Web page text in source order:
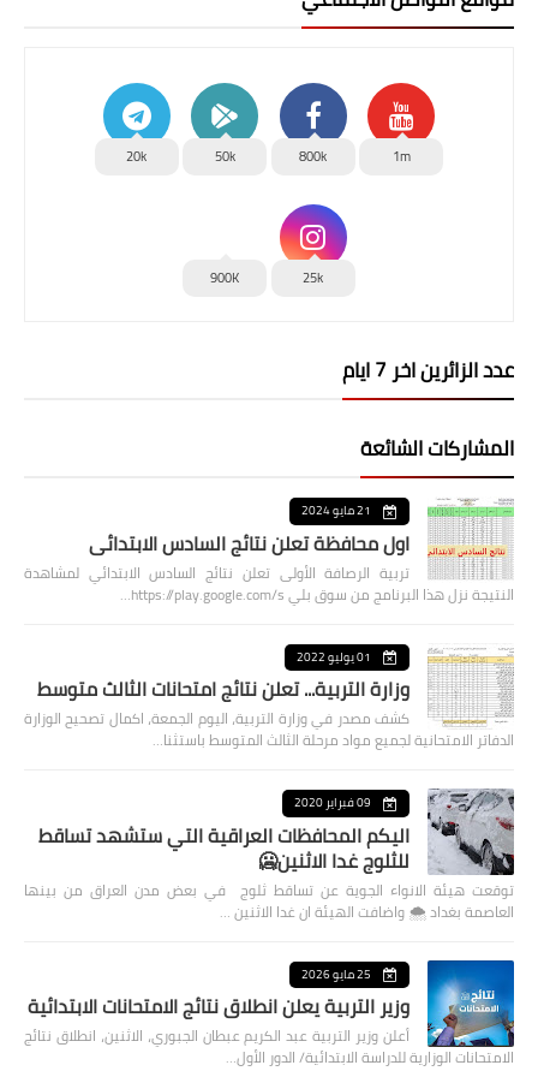
1m
800k
50k
20k
25k
900K
عدد الزائرين اخر 7 ايام
المشاركات الشائعة
21 مايو 2024
اول محافظة تعلن نتائج السادس الابتدائي
تربية الرصافة الأولى تعلن نتائج السادس الابتدائي لمشاهدة
النتيجة نزل هذا البرنامج من سوق بلي https://play.google.com/s…
01 يوليو 2022
وزارة التربية... تعلن نتائج امتحانات الثالث متوسط
كشف مصدر في وزارة التربية، اليوم الجمعة، اكمال تصحيح الوزارة
الدفاتر الامتحانية لجميع مواد مرحلة الثالث المتوسط باستثنا…
09 فبراير 2020
اليكم المحافظات العراقية التي ستشهد تساقط
للثلوج غدا الاثنين🥶
توقعت هيئة الانواء الجوية عن تساقط ثلوج في بعض مدن العراق من بينها
العاصمة بغداد ⁦🌨️⁩ واضافت الهيئة ان غدا الاثنين …
25 مايو 2026
وزير التربية يعلن انطلاق نتائج الامتحانات الابتدائية
أعلن وزير التربية عبد الكريم عبطان الجبوري، الاثنين، انطلاق نتائج
الامتحانات الوزارية للدراسة الابتدائية/ الدور الأول…